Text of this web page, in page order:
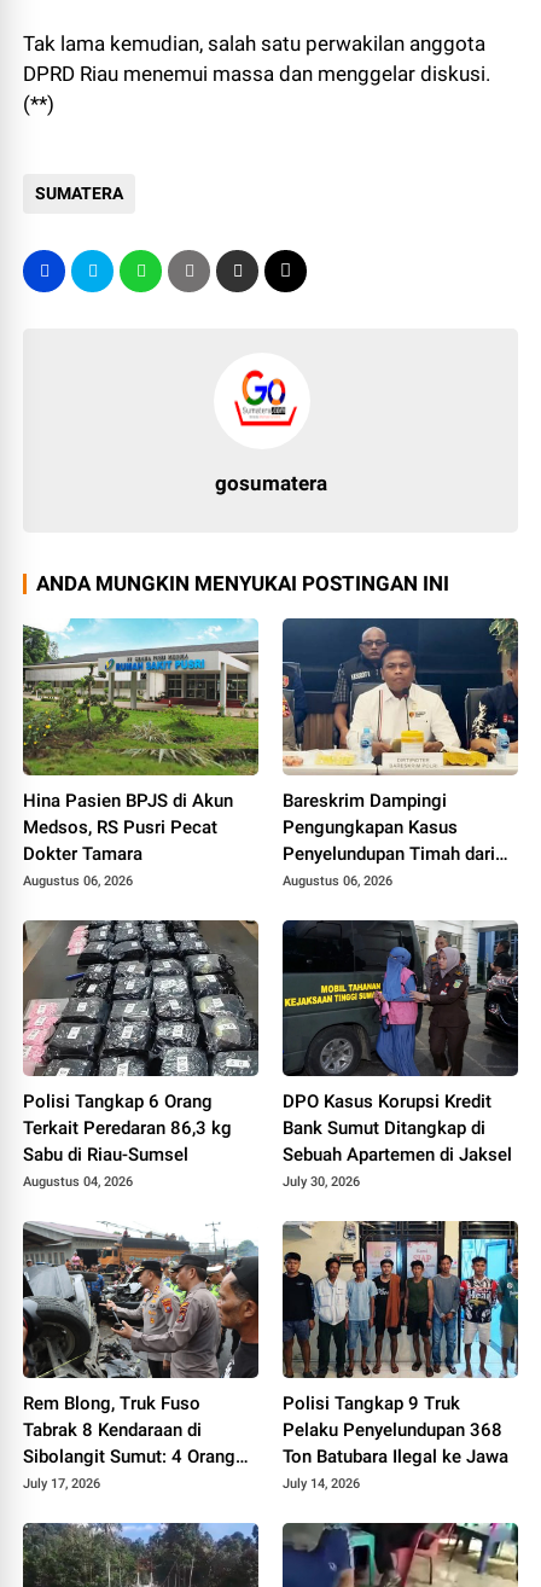
Tak lama kemudian, salah satu perwakilan anggota
DPRD Riau menemui massa dan menggelar diskusi.
(**)
SUMATERA
gosumatera
ANDA MUNGKIN MENYUKAI POSTINGAN INI
Hina Pasien BPJS di Akun
Medsos, RS Pusri Pecat
Dokter Tamara
Augustus 06, 2026
Bareskrim Dampingi
Pengungkapan Kasus
Penyelundupan Timah dari
Babel ke Malaysia
Augustus 06, 2026
Polisi Tangkap 6 Orang
Terkait Peredaran 86,3 kg
Sabu di Riau-Sumsel
Augustus 04, 2026
DPO Kasus Korupsi Kredit
Bank Sumut Ditangkap di
Sebuah Apartemen di Jaksel
July 30, 2026
Rem Blong, Truk Fuso
Tabrak 8 Kendaraan di
Sibolangit Sumut: 4 Orang
Tewas, 8 Terluka
July 17, 2026
Polisi Tangkap 9 Truk
Pelaku Penyelundupan 368
Ton Batubara Ilegal ke Jawa
July 14, 2026